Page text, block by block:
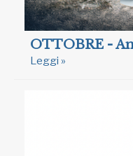
OTTOBRE -
Leggi »